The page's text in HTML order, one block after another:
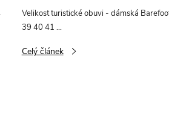
Velikost turistické obuvi - dámská
39 40 41 ...
Celý článek